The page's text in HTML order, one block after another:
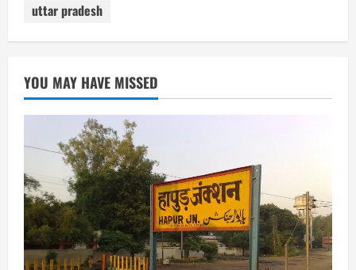
uttar pradesh
YOU MAY HAVE MISSED